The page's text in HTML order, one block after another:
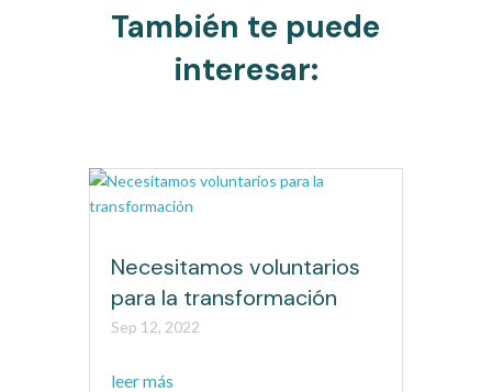
También te puede
interesar:
Necesitamos voluntarios
para la transformación
Sep 12, 2022
leer más